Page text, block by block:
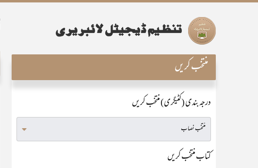
منتخب کریں
درجہ بندی (کٹیگری) منتخب کریں
کتاب منتخب کریں